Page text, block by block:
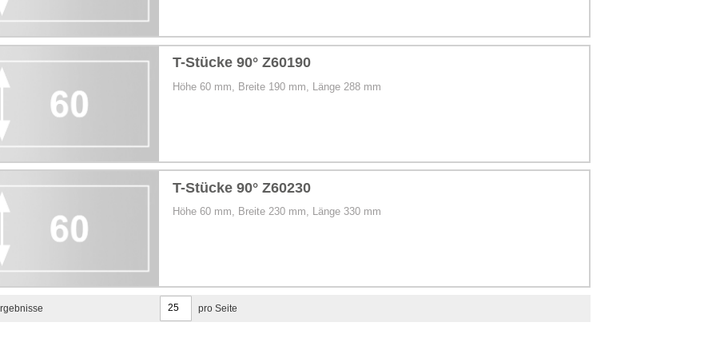
T-Stücke 90° Z60190
Höhe 60 mm, Breite 190 mm, Länge 288 mm
T-Stücke 90° Z60230
Höhe 60 mm, Breite 230 mm, Länge 330 mm
pro Seite